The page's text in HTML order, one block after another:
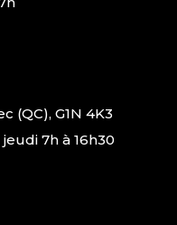
(QC), G1N 4K3
7h à 16h30